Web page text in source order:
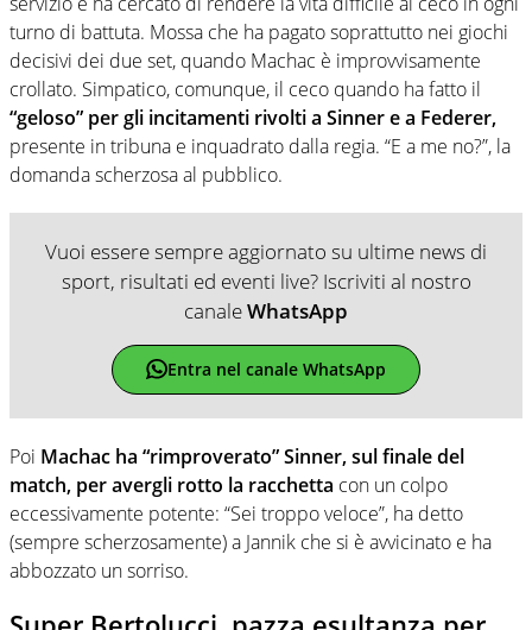
turno di battuta. Mossa che ha pagato soprattutto nei giochi
decisivi dei due set, quando Machac è improvvisamente
crollato. Simpatico, comunque, il ceco quando ha fatto il
“geloso” per gli incitamenti rivolti a Sinner e a Federer,
presente in tribuna e inquadrato dalla regia. “E a me no?”, la
domanda scherzosa al pubblico.
Vuoi essere sempre aggiornato su ultime news di
sport, risultati ed eventi live? Iscriviti al nostro
canaleWhatsApp
Entra nel canale WhatsApp
Poi Machac ha “rimproverato” Sinner, sul finale del
match, per avergli rotto la racchetta con un colpo
eccessivamente potente: “Sei troppo veloce”, ha detto
(sempre scherzosamente) a Jannik che si è avvicinato e ha
abbozzato un sorriso.